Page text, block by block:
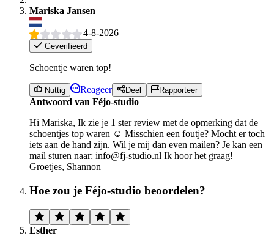
Mariska Jansen
4-8-2026
Geverifieerd
Schoentje waren top!
Nuttig Reageer Deel Rapporteer
Antwoord van Féjo-studio
Hi Mariska, Ik zie je 1 ster review met de opmerking dat de
schoentjes top waren ☺️ Misschien een foutje? Mocht er toch
iets aan de hand zijn. Wil je mij dan even mailen? Je kan een
mail sturen naar: info@fj-studio.nl Ik hoor het graag!
Groetjes, Shannon
Hoe zou je Féjo-studio beoordelen?
Esther